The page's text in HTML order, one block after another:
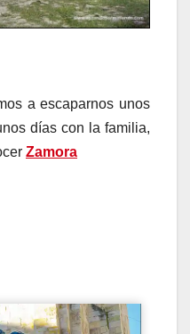
a escaparnos unos
días con la familia,
Zamora